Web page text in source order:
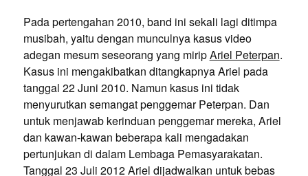
Pada pertengahan 2010, band ini sekali lagi ditimpa
musibah, yaitu dengan munculnya kasus video
adegan mesum seseorang yang miripAriel Peterpan.
Kasus ini mengakibatkan ditangkapnya Ariel pada
tanggal 22 Juni 2010. Namun kasus ini tidak
menyurutkan semangat penggemar Peterpan. Dan
untuk menjawab kerinduan penggemar mereka, Ariel
dan kawan-kawan beberapa kali mengadakan
pertunjukan di dalam Lembaga Pemasyarakatan.
Tanggal 23 Juli 2012 Ariel dijadwalkan untuk bebas